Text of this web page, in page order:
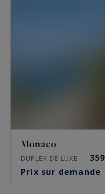
Monaco
DUPLEX DE LUXE 359
Prix sur demande